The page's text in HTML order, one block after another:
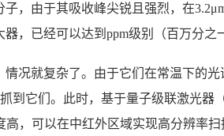
子，由于其吸收峰尖锐且强烈，在
，已经可以达到ppm级别（百万分之
情况就复杂了。由于它们在常温下的
到它们。此时，基于量子级联激光器
高，可以在中红外区域实现高分辨率